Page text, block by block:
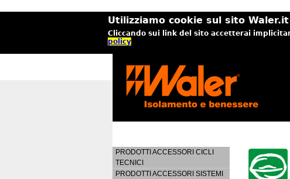
Utilizziamo cookie sul sito Waler.it
Cliccando sui link del sito accetterai
policy
PRODOTTI ACCESSORI CICLI
TECNICI
PRODOTTI ACCESSORI SISTEMI